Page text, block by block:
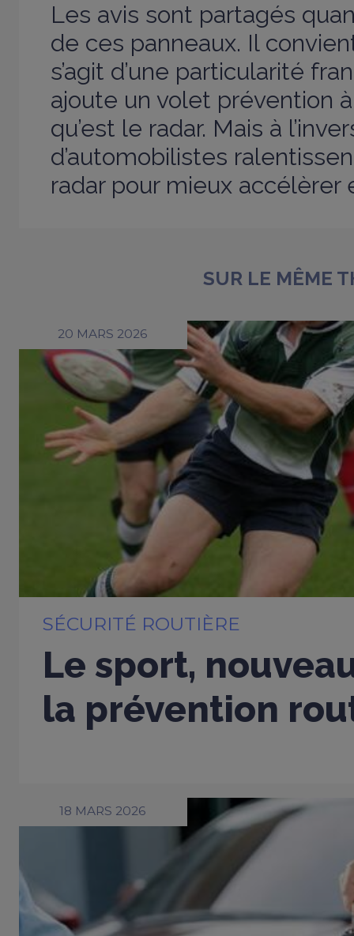
Les avis sont partagés
de ces panneaux. Il
s’agit d’une particularité
ajoute un volet prévention
qu’est le radar. Mais à
d’automobilistes
radar pour mieux accélèrer
SUR LE MÊME
20 MARS 2026
SÉCURITÉ ROUTIÈRE
Le sport,
la prévention
18 MARS 2026